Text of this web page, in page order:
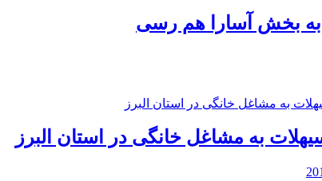
به بخش آسارا هم رسی
به مشاغل خانگی در استان البرز